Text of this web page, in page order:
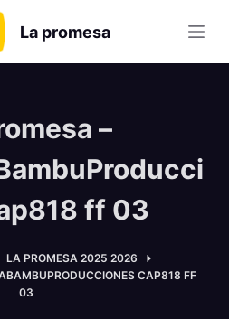
La promesa
–
ff 03
LA PROMESA 2025 2026
CAP818 FF
03